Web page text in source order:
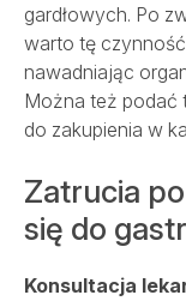
gardłowych. Po
warto tę
nawadniając
Można też podać
do zakupienia w
Zatrucia
się do
Konsultacja